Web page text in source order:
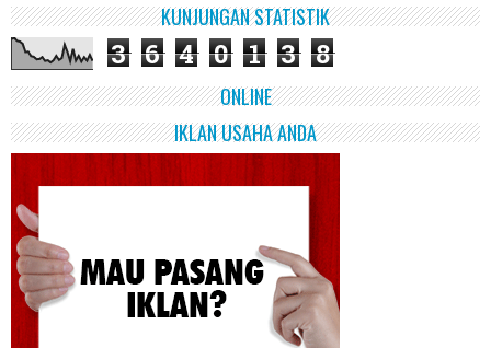
KUNJUNGAN STATISTIK
3 6 4 0 1 3 8
ONLINE
IKLAN USAHA ANDA